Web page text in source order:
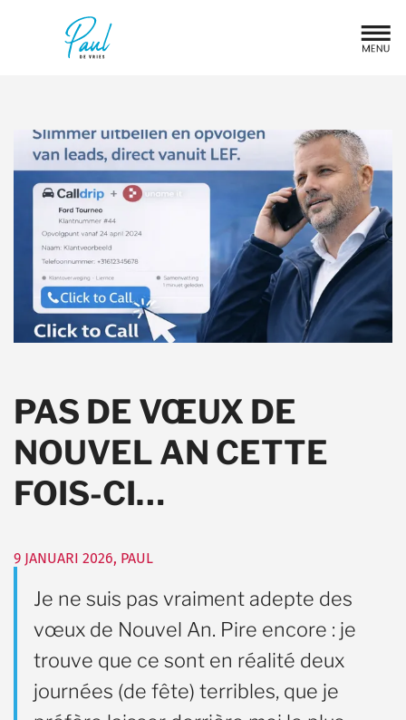
PAS DE VŒUX DE
NOUVEL AN CETTE
FOIS-CI…
9 JANUARI 2026, PAUL
Je ne suis pas vraiment adepte des
vœux de Nouvel An. Pire encore : je
trouve que ce sont en réalité deux
journées (de fête) terribles, que je